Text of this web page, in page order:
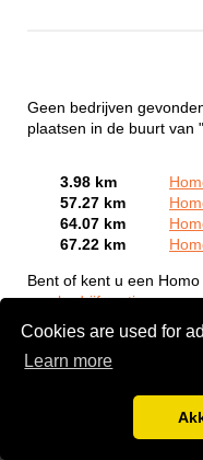
Cookies are used for
Learn more
Geen bedrijven
plaatsen in de buurt van
3.98 km
57.27 km
64.07 km
67.22 km
Bent of kent u een
een bedrijf gratis aan